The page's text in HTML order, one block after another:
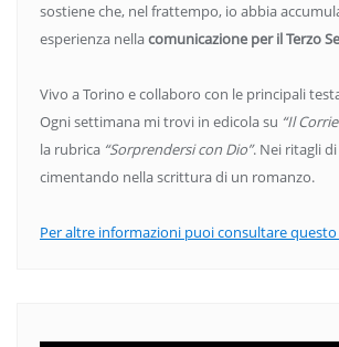
sostiene che, nel frattempo, io abbia
esperienza nellacomunicazione per il Terzo
Vivo a Torino e collaboro con le principali
Ogni settimana mi trovi in edicola su “Il
la rubrica “Sorprendersi con Dio”. Nei ritagli
cimentando nella scrittura di un romanzo.
Per altre informazioni puoi consultare